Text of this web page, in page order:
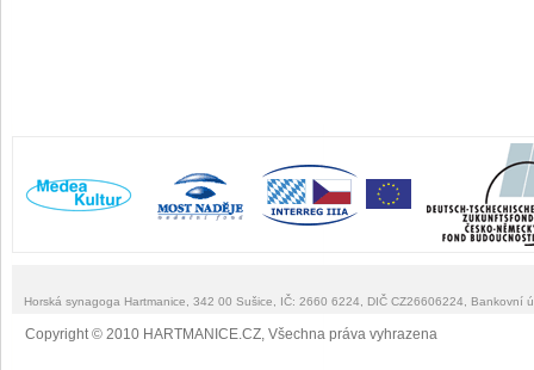
Horská synagoga Hartmanice, 342 00 Sušice, IČ: 2660 6224, DIČ CZ26606224, Bankovní
Copyright © 2010 HARTMANICE.CZ, Všechna práva vyhrazena